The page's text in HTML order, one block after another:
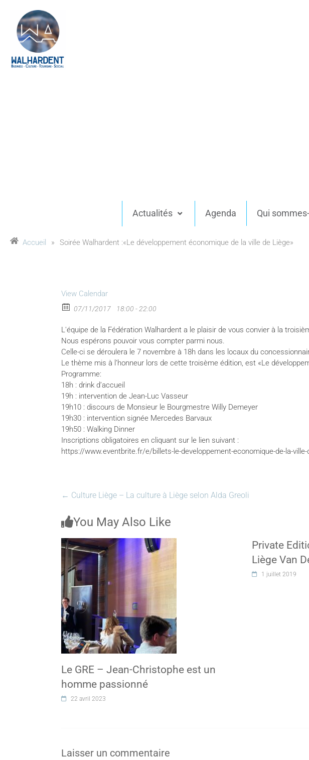
Actualités Agenda Qui
Accueil » Soirée Walhardent :«Le développement économique de la ville de Liège»
View Calendar
07/11/2017 18:00 - 22:00
L'équipe de la Fédération Walhardent a le plaisir de vous convier à la
Nous espérons pouvoir vous compter parmi nous.
Celle-ci se déroulera le 7 novembre à 18h dans les locaux du
Le thème mis à l’honneur lors de cette troisème édition, est «Le
Programme:
18h : drink d’accueil
19h : intervention de Jean-Luc Vasseur
19h10 : discours de Monsieur le Bourgmestre Willy Demeyer
19h30 : intervention signée Mercedes Barvaux
19h50 : Walking Dinner
Inscriptions obligatoires en cliquant sur le lien suivant :
https://www.eventbrite.fr/e/billets-le-developpement-economique-de-la-ville-
← Culture Liège – La culture à Liège selon Alda Greoli
You May Also Like
Le GRE – Jean-Christophe est un
homme passionné
22 avril 2023
Private
Liège Van
1 juillet 2019
Laisser un commentaire